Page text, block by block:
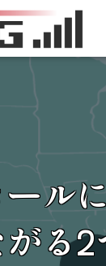
ー
る